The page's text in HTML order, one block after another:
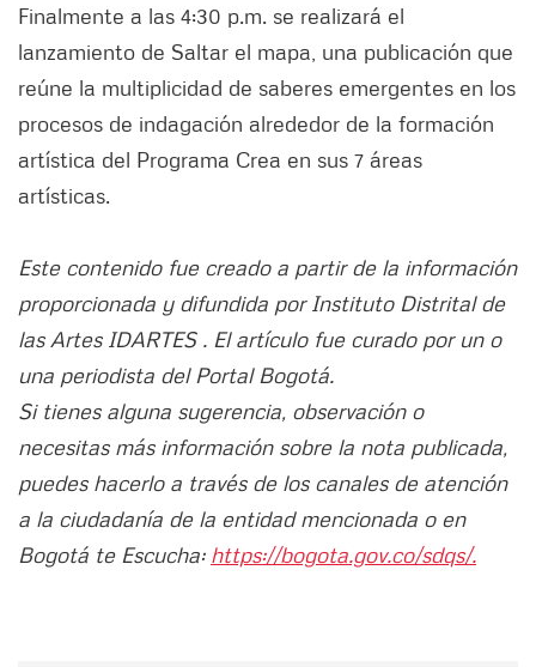
Finalmente a las 4:30 p.m. se realizará el
lanzamiento de Saltar el mapa, una publicación que
reúne la multiplicidad de saberes emergentes en los
procesos de indagación alrededor de la formación
artística del Programa Crea en sus 7 áreas
artísticas.
Este contenido fue creado a partir de la información
proporcionada y difundida por Instituto Distrital de
las Artes IDARTES . El artículo fue curado por un o
una periodista del Portal Bogotá.
Si tienes alguna sugerencia, observación o
necesitas más información sobre la nota publicada,
puedes hacerlo a través de los canales de atención
a la ciudadanía de la entidad mencionada o en
Bogotá te Escucha: https://bogota.gov.co/sdqs/.